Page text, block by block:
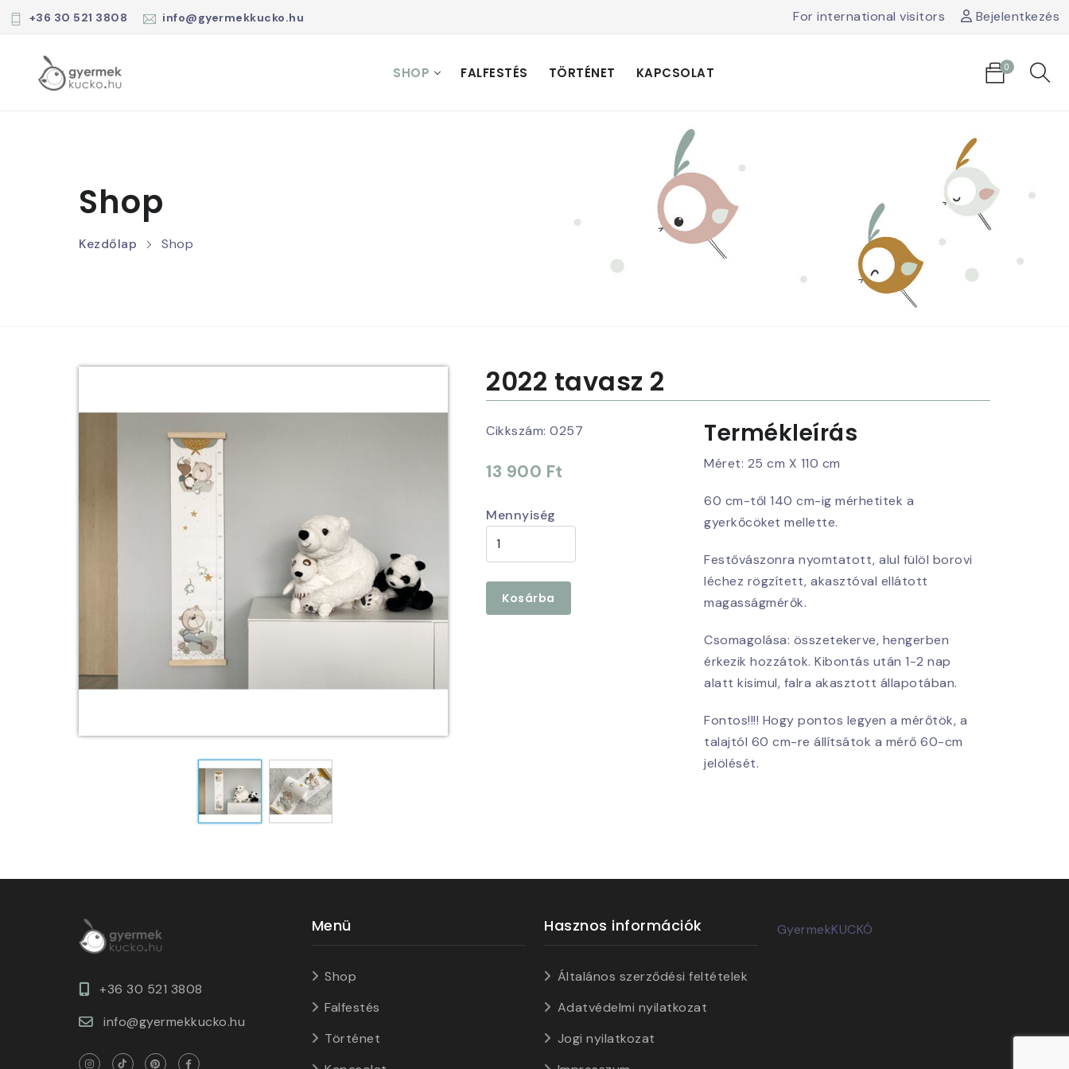
+36 30 521 3808 info@gyermekkucko.hu For international visitors Bejelentkezés
SHOP FALFESTÉS TÖRTÉNET KAPCSOLAT 0
Shop
Kezdőlap Shop
2022 tavasz 2
Cikkszám: 0257
13 900 Ft
Mennyiség
Kosárba
Termékleírás
Méret: 25 cm X 110 cm
60 cm-től 140 cm-ig mérhetitek a
gyerkőcöket mellette.
Festővászonra nyomtatott, alul fülöl borovi
léchez rögzített, akasztóval ellátott
magasságmérők.
Csomagolása: összetekerve, hengerben
érkezik hozzátok. Kibontás után 1-2 nap
alatt kisimul, falra akasztott állapotában.
Fontos!!!! Hogy pontos legyen a mérőtök, a
talajtól 60 cm-re állítsátok a mérő 60-cm
jelölését.
+36 30 521 3808
info@gyermekkucko.hu
Menü
Shop
Falfestés
Történet
Hasznos információk
Általános szerződési feltételek
Adatvédelmi nyilatkozat
Jogi nyilatkozat
GyermekKUCKÓ